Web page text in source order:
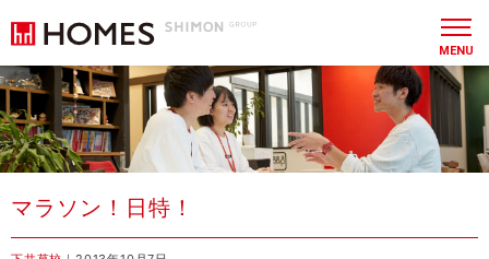
MENU
マラソン！日特！